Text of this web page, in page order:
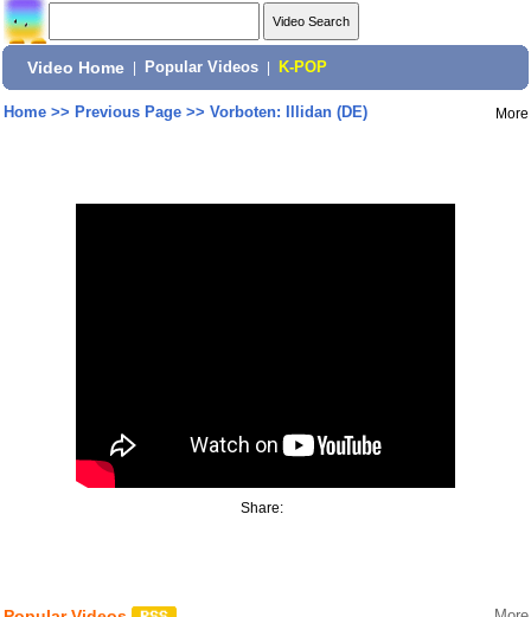
Video Home Popular Videos K-POP
Home>> Previous Page>> Vorboten: Illidan (DE) More
Share: